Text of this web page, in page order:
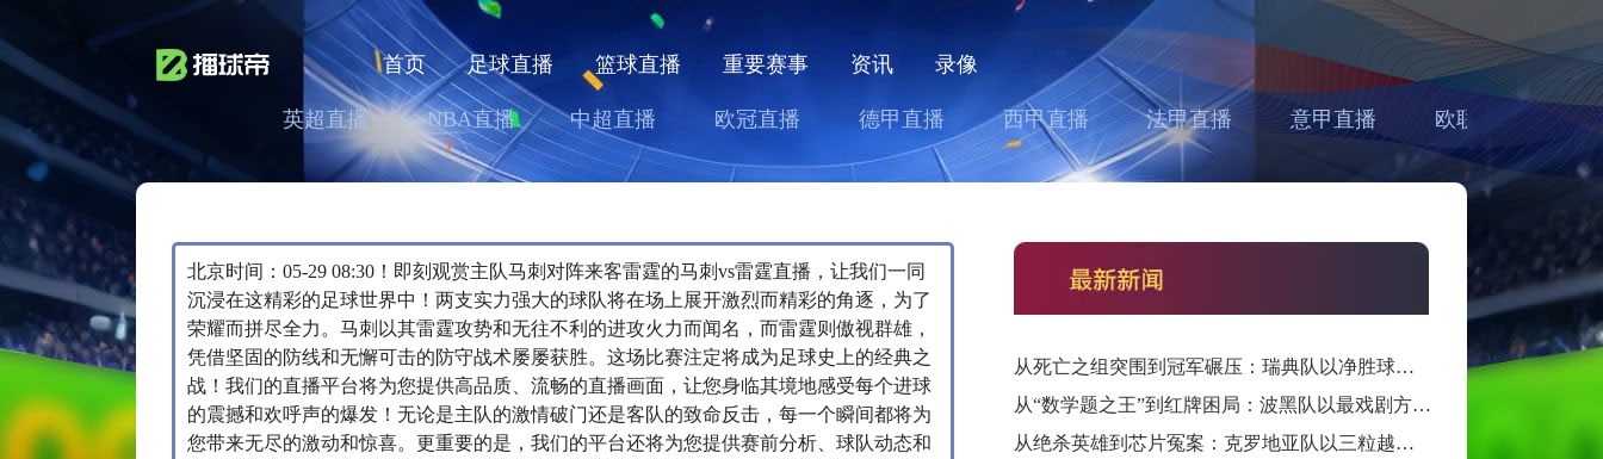
首页 足球直播 篮球直播 重要赛事 资讯 录像
英超直播 NBA直播 中超直播 欧冠直播 德甲直播 西甲直播 法甲直播 意甲直播 欧联直播
北京时间：05-29 08:30！即刻观赏主队马刺对阵来客雷霆的马刺vs雷霆直播，让我们一同
沉浸在这精彩的足球世界中！两支实力强大的球队将在场上展开激烈而精彩的角逐，为了
荣耀而拼尽全力。马刺以其雷霆攻势和无往不利的进攻火力而闻名，而雷霆则傲视群雄，
凭借坚固的防线和无懈可击的防守战术屡屡获胜。这场比赛注定将成为足球史上的经典之
战！我们的直播平台将为您提供高品质、流畅的直播画面，让您身临其境地感受每个进球
的震撼和欢呼声的爆发！无论是主队的激情破门还是客队的致命反击，每一个瞬间都将为
您带来无尽的激动和惊喜。更重要的是，我们的平台还将为您提供赛前分析、球队动态和
从死亡之组突围到冠军碾压：瑞典队以净胜球归零的戏剧性和一场大胜告别三十二强
从“数学题之王”到红牌困局：波黑队以最戏剧方式完成首次淘汰赛之旅的哲学课
从绝杀英雄到芯片冤案：克罗地亚队以三粒越位进球和一次头发触球挥别莫德里奇最后一舞